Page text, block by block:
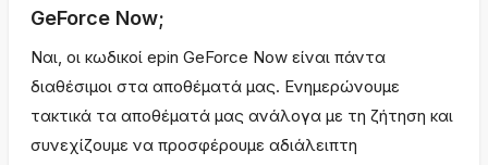
GeForce Now;
Ναι, οι κωδικοί epin GeForce Now είναι πάντα
διαθέσιμοι στα αποθέματά μας. Ενημερώνουμε
τακτικά τα αποθέματά μας ανάλογα με τη ζήτηση και
συνεχίζουμε να προσφέρουμε αδιάλειπτη